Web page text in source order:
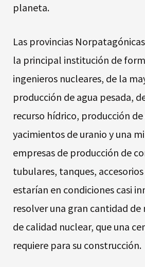
planeta.
Las provincias
la principal institución de
ingenieros nucleares, de la
producción de agua pesada,
recurso hídrico, producción
yacimientos de uranio y una
empresas de producción de
tubulares, tanques, accesorios
estarían en condiciones casi
resolver una gran cantidad
de calidad nuclear, que una
requiere para su construcción.